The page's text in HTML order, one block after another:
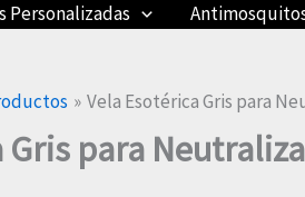
Personalizadas
Vela Esotérica Gris para
Gris para